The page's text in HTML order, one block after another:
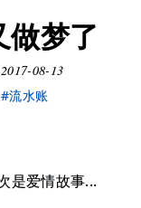
做梦了
2017-08-13
#流水账
是爱情故事...